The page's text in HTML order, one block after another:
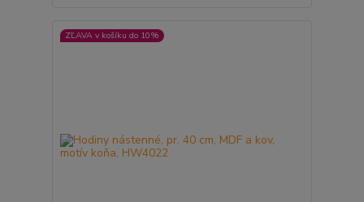
ZĽAVA v košíku do 10%